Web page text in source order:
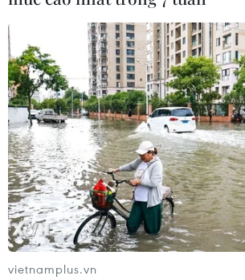
ngư dân phấn khởi vươn khơi
06/08/2026 09:06
Giá dầu tăng khi nhà đầu tư thận
trọng trước tình hình Trung Đông
06/08/2026 09:03
Giá vàng tăng phiên thứ tư liên tiếp,
chạm mức cao nhất trong 7 tuần
vietnamplus.vn